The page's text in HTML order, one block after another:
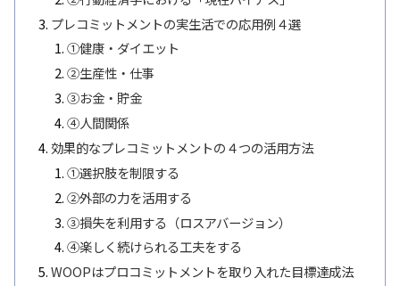
プレコミットメントの実生活での応用例４選
①健康・ダイエット
②生産性・仕事
➂お金・貯金
④人間関係
効果的なプレコミットメントの４つの活用方法
①選択肢を制限する
②外部の力を活用する
➂損失を利用する（ロスアバージョン）
④楽しく続けられる工夫をする
WOOPはプロコミットメントを取り入れた目標達成法